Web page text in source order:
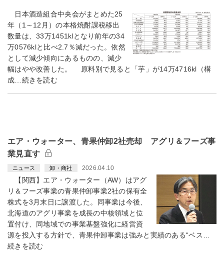
日本酒造組合中央会がまとめた25
年（1～12月）の本格焼酎課税移出
数量は、33万1451klとなり前年の34
万0576klと比べ2.7％減だった。依然
として減少傾向にあるものの、減少
幅はやや改善した。 原料別で見ると「芋」が14万4716kl（構
成…続きを読む
エア・ウォーター、青果仲卸2社売却 アグリ＆フーズ事
業見直す
ニュース 卸・商社 2026.04.10
【関西】エア・ウォーター（AW）はアグ
リ＆フーズ事業の青果仲卸事業2社の保有全
株式を3月末日に譲渡した。同事業は今後、
北海道のアグリ事業を成長の中核領域と位
置付け、同地域での事業基盤強化に経営資
源を投入する方針で、青果仲卸事業は強みと実績のある“ベス…
続きを読む